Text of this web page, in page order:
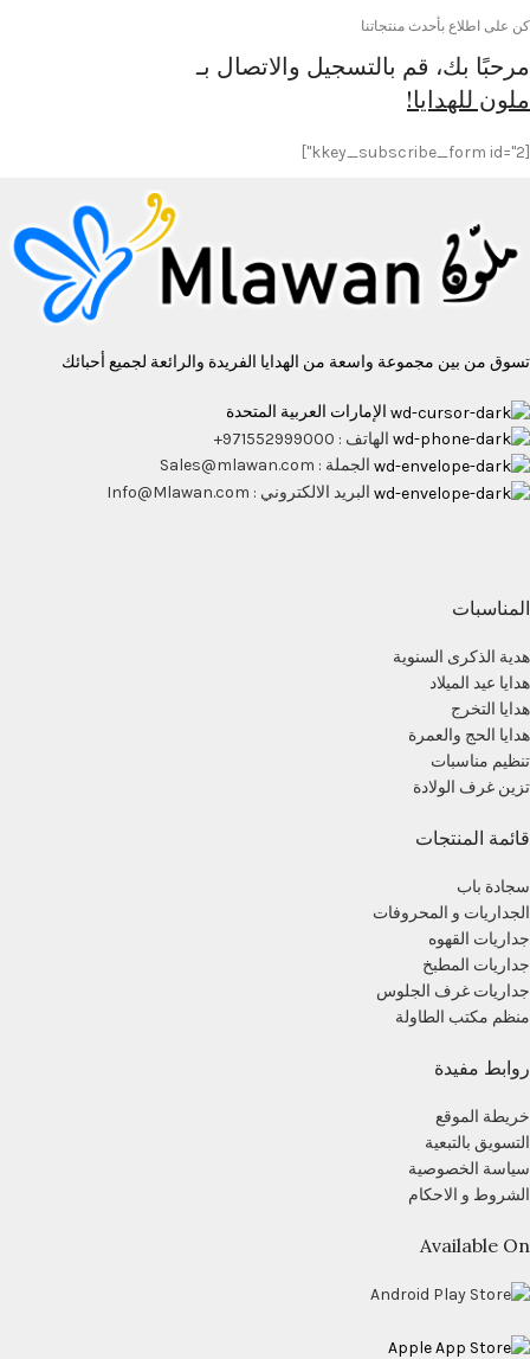
كن على اطلاع بأحدث منتجاتنا
مرحبًا بك، قم بالتسجيل والاتصال بـ
ملون للهدايا!
[kkey_subscribe_form id="2"]
تسوق من بين مجموعة واسعة من الهدايا الفريدة والرائعة لجميع أحبائك
الإمارات العربية المتحدة
الهاتف : 971552999000+
الجملة : Sales@mlawan.com
البريد الالكتروني : Info@Mlawan.com
المناسبات
هدية الذكرى السنوية
هدايا عيد الميلاد
هدايا التخرج
هدايا الحج والعمرة
تنظيم مناسبات
تزين غرف الولادة
قائمة المنتجات
سجادة باب
الجداريات و المحروفات
جداريات القهوه
جداريات المطبخ
جداريات غرف الجلوس
منظم مكتب الطاولة
روابط مفيدة
خريطة الموقع
التسويق بالتبعية
سياسة الخصوصية
الشروط و الاحكام
Available On